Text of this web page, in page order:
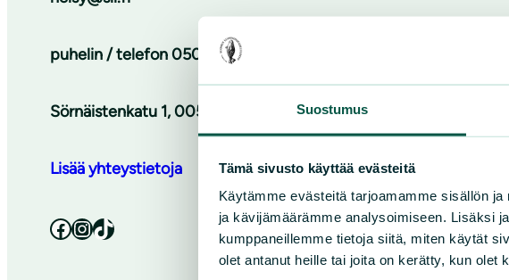
Suostumus
Tämä sivusto käyttää evästeitä
Käytämme evästeitä tarjoamamme sisällön
ja kävijämäärämme analysoimiseen. Lisäksi
kumppaneillemme tietoja siitä, miten käytät
olet antanut heille tai joita on kerätty, kun olet
puhelin / telefon050 3011 633
Sörnäistenkatu 1, 00580 Helsinki / Sörnäsgatan 1, 00580
Lisää yhteystietoja
Facebook InstagramTikTok